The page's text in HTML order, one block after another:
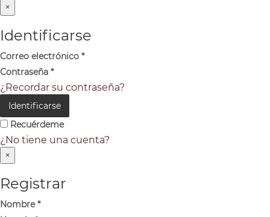
×
Identificarse
Correo electrónico *
Contraseña *
¿Recordar su contraseña?
Identificarse
Recuérdeme
¿No tiene una cuenta?
×
Registrar
Nombre*